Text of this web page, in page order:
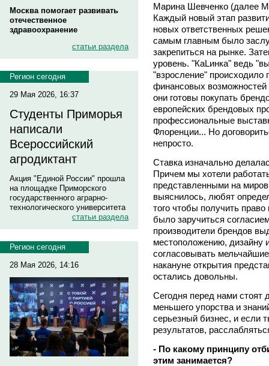
Москва помогает развивать
отечественное
здравоохранение
статьи раздела
Регион сегодня
29 Мая 2026, 16:37
Студенты Приморья
написали
Всероссийский
агродиктант
Акция "Единой России" прошла
на площадке Приморского
государственного аграрно-
технологического университета
статьи раздела
Регион сегодня
28 Мая 2026, 14:16
Марина Шевченко (далее
Каждый новый этап
новых ответственных
самым главным было
закрепиться на рынке.
уровень. "КаLинка" ведь
"взросление" происходило
финансовых возможностей
они готовы покупать
европейских брендовых
профессиональные
Флоренции... Но
непросто.
Ставка изначально
Причем мы хотели
представленными на
выяснилось, любят
того чтобы получить
было заручиться
производители брендов
местоположению, дизайну
согласовывать
накануне открытия
остались довольны.
Сегодня перед нами стоят
меньшего упорства и
серьезный бизнес, и если
результатов,
- По какому принципу
этим занимается?